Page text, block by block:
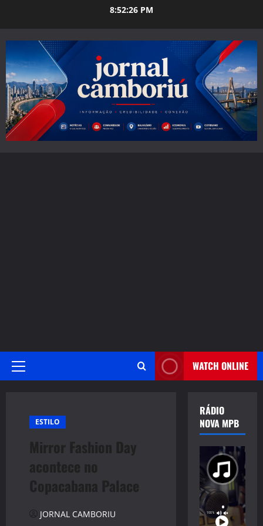
8:52:28 PM
Primary
WATCH ONLINE
ESTILO
Mirror Fashion Day
acontece no
Copacabana Palace
JORNAL CAMBORIU
RÁDIO
NOVA MPB